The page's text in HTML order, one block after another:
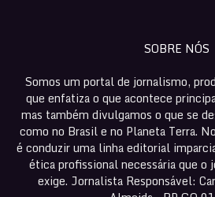
SOBRE NÓS
Somos um portal de jornalismo,
que enfatiza o que acontece
mas também divulgamos o que se
como no Brasil e no Planeta Terra.
é conduzir uma linha editorial
ética profissional necessária que o
exige. Jornalista Responsável: